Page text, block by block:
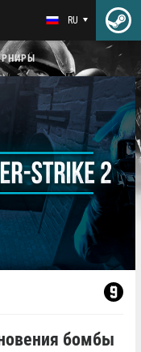
RU
бомбы